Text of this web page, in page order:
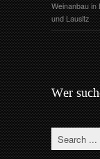
Weinanbau in
und Lausitz
Wer